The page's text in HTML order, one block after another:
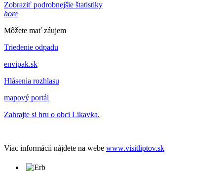
Zobraziť podrobnejšie štatistiky
hore
Môžete mať záujem
Triedenie odpadu
envipak.sk
Hlásenia rozhlasu
mapový portál
Zahrajte si hru o obci Likavka.
Viac informácii nájdete na webe www.visitliptov.sk